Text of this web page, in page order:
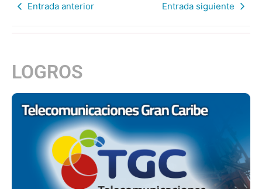
Entrada anterior Entrada siguiente
LOGROS